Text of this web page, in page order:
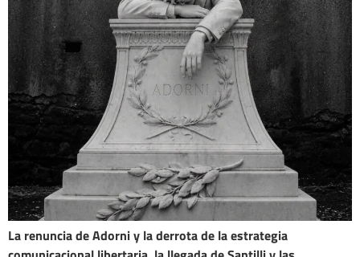
La renuncia de Adorni y la derrota de la estrategia